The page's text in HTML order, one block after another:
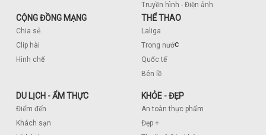
Truyền hình - Điện ảnh
CỘNG ĐỒNG MẠNG
Chia sẻ
Clip hài
Hình chế
THỂ THAO
Laliga
Trong nước
Quốc tế
Bên lề
DU LỊCH - ẨM THỰC
Điểm đến
Khách sạn
KHỎE - ĐẸP
An toàn thực phẩm
Đẹp +